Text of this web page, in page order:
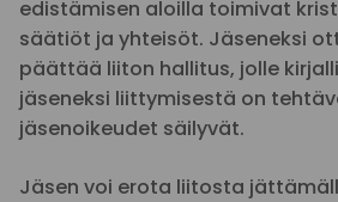
edistämisen aloilla toimivat
säätiöt ja yhteisöt. Jäseneksi
päättää liiton hallitus, jolle
jäseneksi liittymisestä on
jäsenoikeudet säilyvät.
Jäsen voi erota liitosta